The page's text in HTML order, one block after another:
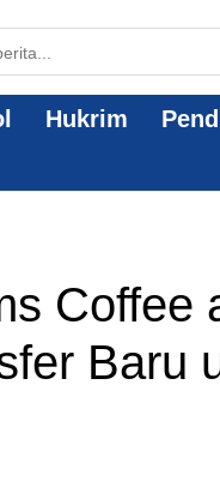
Hukrim
Coffee
Baru